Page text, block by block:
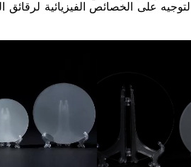
التوجيه على الخصائص الفيزيائية